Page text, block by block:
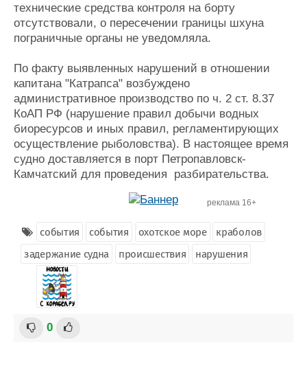
технические средства контроля на борту
отсутствовали, о пересечении границы шхуна
пограничные органы не уведомляла.
По факту выявленных нарушений в отношении
капитана "Катрапса" возбуждено
административное производство по ч. 2 ст. 8.37
КоАП РФ (нарушение правил добычи водных
биоресурсов и иных правил, регламентирующих
осуществление рыболовства). В настоящее время
судно доставляется в порт Петропавловск-
Камчатский для проведения разбирательства.
реклама 16+
события события охотское море
краболов
задержание судна
происшествия нарушения
0